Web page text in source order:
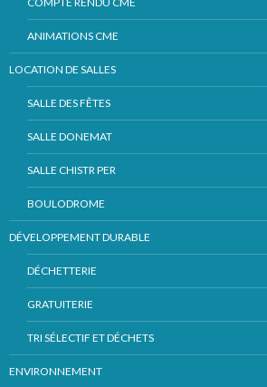
ANIMATIONS CME
LOCATION DE SALLES
SALLE DES FÊTES
SALLE DONEMAT
SALLE CHISTR PER
BOULODROME
DÉVELOPPEMENT DURABLE
DÉCHETTERIE
GRATUITERIE
TRI SÉLECTIF ET DÉCHETS
ENVIRONNEMENT